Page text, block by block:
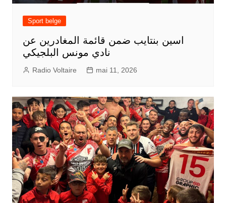
Sport belge
اسين بنتايب ضمن قائمة المغادرين عن
نادي مونس البلجيكي
Radio Voltaire mai 11, 2026